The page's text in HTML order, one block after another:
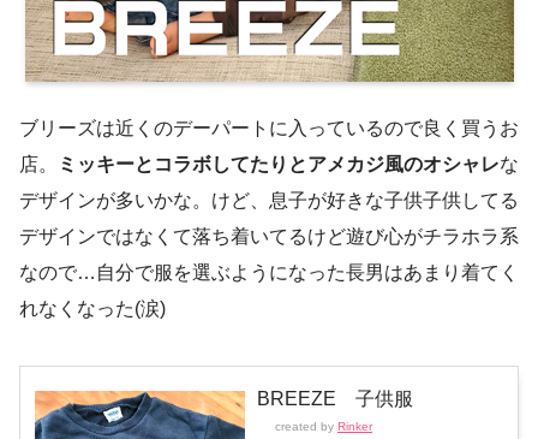
ブリーズは近くのデーパートに入っているので良く買うお
店。
ミッキーとコラボしてたりとアメカジ風のオシャレな
デザインが多いかな。けど、息子が好きな子供子供してる
デザインではなくて落ち着いてるけど遊び心がチラホラ系
なので…自分で服を選ぶようになった長男はあまり着てく
れなくなった(涙)
BREEZE 子供服
created by Rinker